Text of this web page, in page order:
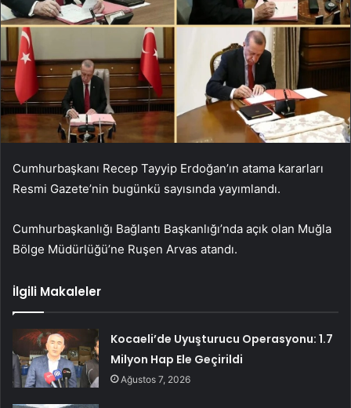
Cumhurbaşkanı Recep Tayyip Erdoğan’ın atama kararları
Resmi Gazete’nin bugünkü sayısında yayımlandı.
Cumhurbaşkanlığı Bağlantı Başkanlığı’nda açık olan Muğla
Bölge Müdürlüğü’ne Ruşen Arvas atandı.
İlgili Makaleler
Kocaeli’de Uyuşturucu Operasyonu: 1.7
Milyon Hap Ele Geçirildi
Ağustos 7, 2026